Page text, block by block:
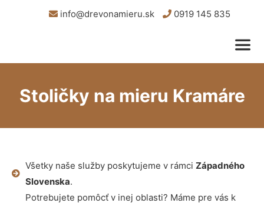
info@drevonamieru.sk 0919 145 835
Stoličky na mieru Kramáre
Všetky naše služby poskytujeme v rámci Západného
Slovenska.
Potrebujete pomôcť v inej oblasti? Máme pre vás k